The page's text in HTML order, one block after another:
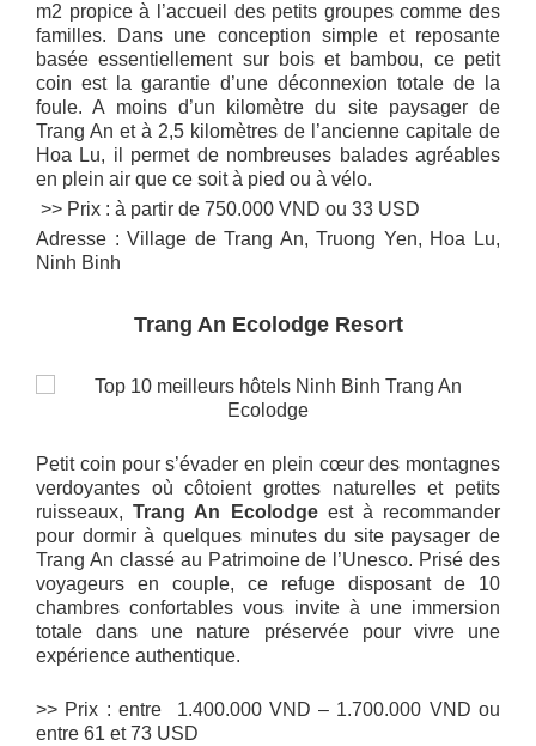
m2 propice à l’accueil des petits groupes comme des
familles. Dans une conception simple et reposante
basée essentiellement sur bois et bambou, ce petit
coin est la garantie d’une déconnexion totale de la
foule. A moins d’un kilomètre du site paysager de
Trang An et à 2,5 kilomètres de l’ancienne capitale de
Hoa Lu, il permet de nombreuses balades agréables
en plein air que ce soit à pied ou à vélo.
>> Prix : à partir de 750.000 VND ou 33 USD
Adresse : Village de Trang An, Truong Yen, Hoa Lu,
Ninh Binh
Trang An Ecolodge Resort
Petit coin pour s’évader en plein cœur des montagnes
verdoyantes où côtoient grottes naturelles et petits
ruisseaux,Trang An Ecolodge est à recommander
pour dormir à quelques minutes du site paysager de
Trang An classé au Patrimoine de l’Unesco. Prisé des
voyageurs en couple, ce refuge disposant de 10
chambres confortables vous invite à une immersion
totale dans une nature préservée pour vivre une
expérience authentique.
>> Prix : entre 1.400.000 VND – 1.700.000 VND ou
entre 61 et 73 USD